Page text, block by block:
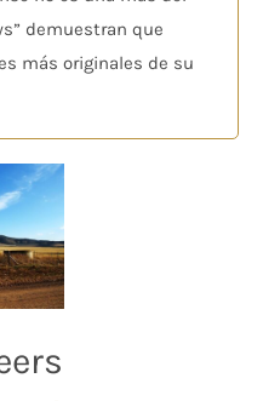
demuestran que
más originales de su